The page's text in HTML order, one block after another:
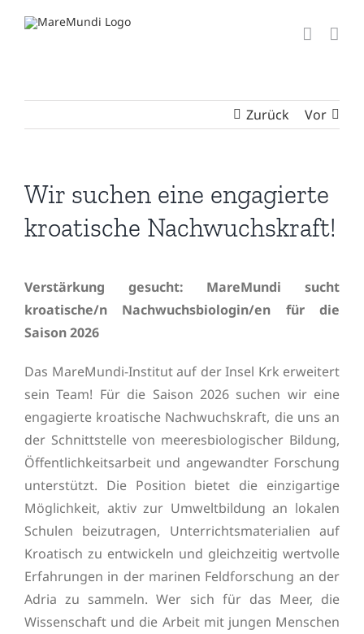
Inhalt
Zurück Vor
Wir suchen eine engagierte
kroatische Nachwuchskraft!
Verstärkung gesucht: MareMundi sucht
kroatische/n Nachwuchsbiologin/en für die
Saison 2026
Das MareMundi-Institut auf der Insel Krk erweitert
sein Team! Für die Saison 2026 suchen wir eine
engagierte kroatische Nachwuchskraft, die uns an
der Schnittstelle von meeresbiologischer Bildung,
Öffentlichkeitsarbeit und angewandter Forschung
unterstützt. Die Position bietet die einzigartige
Möglichkeit, aktiv zur Umweltbildung an lokalen
Schulen beizutragen, Unterrichtsmaterialien auf
Kroatisch zu entwickeln und gleichzeitig wertvolle
Erfahrungen in der marinen Feldforschung an der
Adria zu sammeln. Wer sich für das Meer, die
Wissenschaft und die Arbeit mit jungen Menschen